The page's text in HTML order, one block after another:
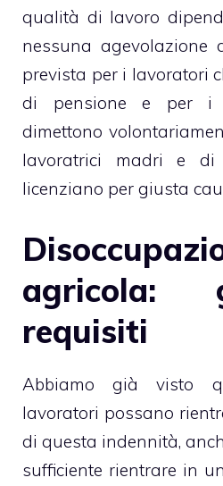
qualità di lavoro
nessuna agevolazione
prevista per i lavoratori
di pensione e per i
dimettono
lavoratrici madri e
licenziano per giusta
requisiti
Abbiamo già visto
lavoratori possano
di questa indennità,
sufficiente rientrare in